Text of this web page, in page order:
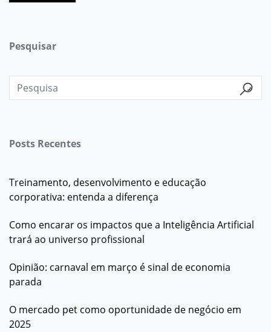
Pesquisar
Posts Recentes
Treinamento, desenvolvimento e educação
corporativa: entenda a diferença
Como encarar os impactos que a Inteligência Artificial
trará ao universo profissional
Opinião: carnaval em março é sinal de economia
parada
O mercado pet como oportunidade de negócio em
2025